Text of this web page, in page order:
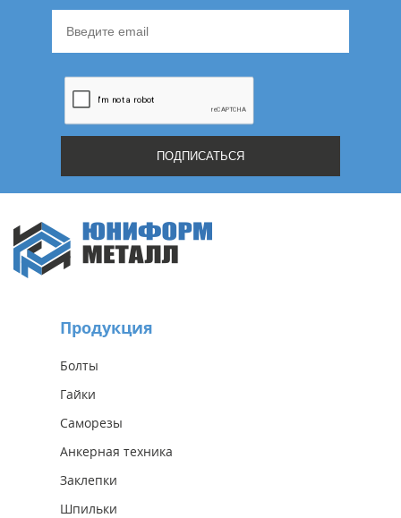
Продукция
Болты
Гайки
Саморезы
Анкерная техника
Заклепки
Шпильки